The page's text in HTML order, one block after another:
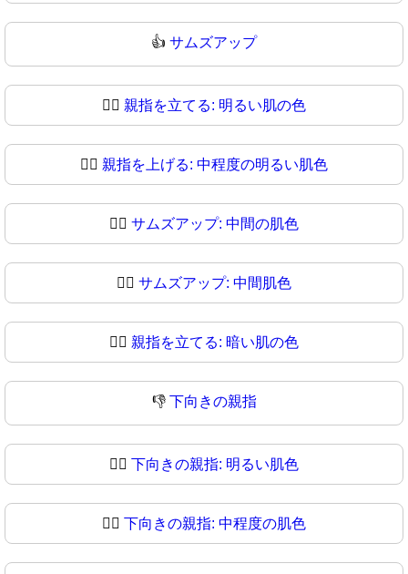
👍 サムズアップ
👍🏻 親指を立てる: 明るい肌の色
👍🏼 親指を上げる: 中程度の明るい肌色
👍🏽 サムズアップ: 中間の肌色
👍🏾 サムズアップ: 中間肌色
👍🏿 親指を立てる: 暗い肌の色
👎 下向きの親指
👎🏻 下向きの親指: 明るい肌色
👎🏼 下向きの親指: 中程度の肌色